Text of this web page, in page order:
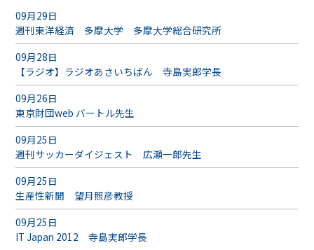
09月29日
週刊東洋経済 多摩大学 多摩大学総合研究所
09月28日
【ラジオ】ラジオあさいちばん 寺島実郎学長
09月26日
東京財団web バートル先生
09月25日
週刊サッカーダイジェスト 広瀬一郎先生
09月25日
生産性新聞 望月照彦教授
09月25日
IT Japan 2012 寺島実郎学長